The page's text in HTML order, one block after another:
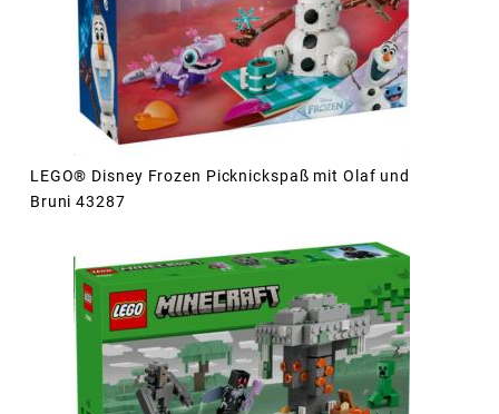
LEGO® Disney Frozen Picknickspaß mit Olaf und
Bruni 43287